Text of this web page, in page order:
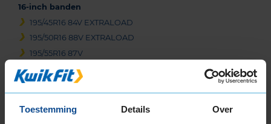
Toestemming Details Over
16-inch banden
195/45R16 84V EXTRALOAD
195/50R16 88V EXTRALOAD
195/55R16 87V
195/55R16 91H EXTRALOAD
195/55R16 91V EXTRALOAD
205/45R16 87W EXTRALOAD